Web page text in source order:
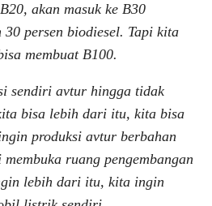
akan masuk ke B30
persen biodiesel. Tapi kita
membuat B100.
sendiri avtur hingga tidak
bisa lebih dari itu, kita bisa
produksi avtur berbahan
ruang pengembangan
lebih dari itu, kita ingin